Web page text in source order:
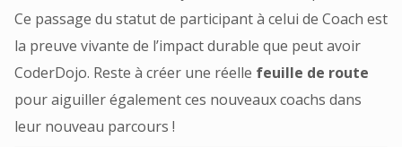
Ce passage du statut de participant à celui de Coach est
la preuve vivante de l’impact durable que peut avoir
CoderDojo. Reste à créer une réelle feuille de route
pour aiguiller également ces nouveaux coachs dans
leur nouveau parcours !